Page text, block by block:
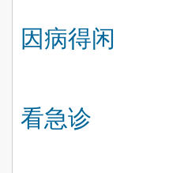
因病得闲
看急诊